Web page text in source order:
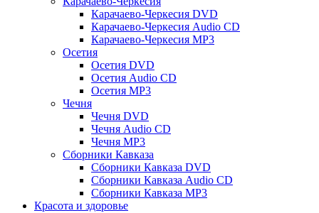
Карачаево-Черкесия DVD
Карачаево-Черкесия Audio CD
Карачаево-Черкесия MP3
Осетия
Осетия DVD
Осетия Audio CD
Осетия MP3
Чечня
Чечня DVD
Чечня Audio CD
Чечня MP3
Сборники Кавказа
Сборники Кавказа DVD
Сборники Кавказа Audio CD
Сборники Кавказа MP3
Красота и здоровье